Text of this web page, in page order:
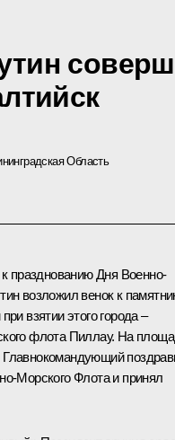
Область
празднованию Дня Военно-
возложил венок к
взятии этого города –
флота Пиллау. На
Морского Флота и принял